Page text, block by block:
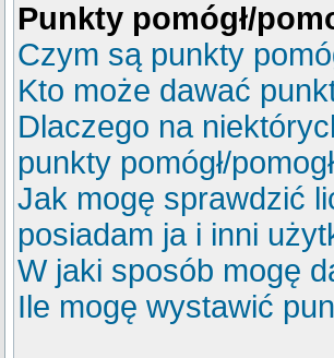
Punkty pomógł/
Czym są punkty
Kto może dawać
Dlaczego na
punkty pomógł/
Jak mogę sprawdzić
posiadam ja i inni
W jaki sposób mogę
Ile mogę wystawić